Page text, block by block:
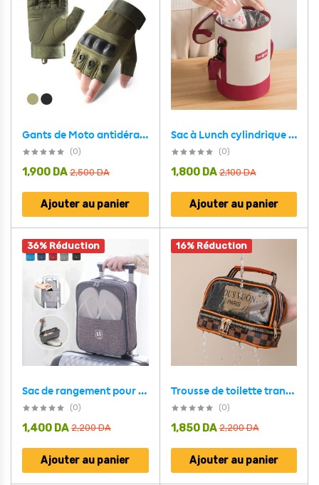
Gants de Moto antidérapants demi-doigt v2
(0)
2,500DA
1,900 DA
Ajouter au panier
Sac à Lunch cylindrique Thermiques fourre-tout rond en aluminium
(0)
2,100DA
1,800 DA
Ajouter au panier
36% Réduction
Sac de rangement pour chaussures de voyage
(0)
2,200DA
1,400 DA
Ajouter au panier
16% Réduction
Trousse de toilette transparente double couche pour femmes, sac cosmétique étanche de grande capacité
(0)
2,200DA
1,850 DA
Ajouter au panier